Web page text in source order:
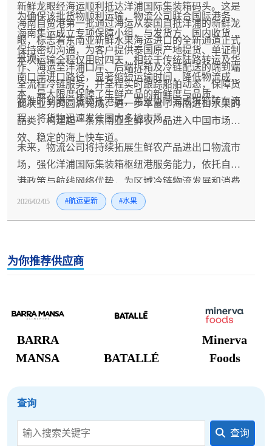
新鲜龙眼经海运顺利抵达洋浦国际集装箱码头。这是
海南自贸港第一批通过海运从泰国直抵洋浦的新鲜龙
眼，标志着东南亚新鲜水果海运进口的全新通道正式
打通。
为确保该批货物顺利运输，物流公司联合国际港务、
海南集运成立专项保障小组，与发货方、国内收货方
保持密切沟通，为客户提供泰国原产地提货、单证制
作、海运至洋浦口岸、后端拆箱及冷链配送的端到端
全流程冷链服务，并全程实时跟踪船舶动态，保障货
物准时到港。货物抵港后，高效协同完成拆箱转车流
程，将货物迅速发往国内多地市场。
本次运输全程仅用时四天，相较于传统陆路转运及华
南口岸进口路径，显著缩短运输时间，降低物流成
本，最大限度保障了生鲜产品的新鲜度与品质。
此次业务的圆满完成，进一步丰富了海南进口水果的
品类，构建起一条东南亚生鲜农产品进入中国市场高
效、稳定的海上快车道。
未来，物流公司将持续拓展生鲜农产品进出口物流市
场，强化洋浦国际集装箱枢纽港服务能力，依托自贸
港政策与航线网络优势，为区域冷链物流发展和消费
市场升级注入全新动能。
2026/02/05 #航运更新 #水果
为你推荐供应商
BARRA
MANSA
BATALLÉ
Minerva
Foods
查询
查询